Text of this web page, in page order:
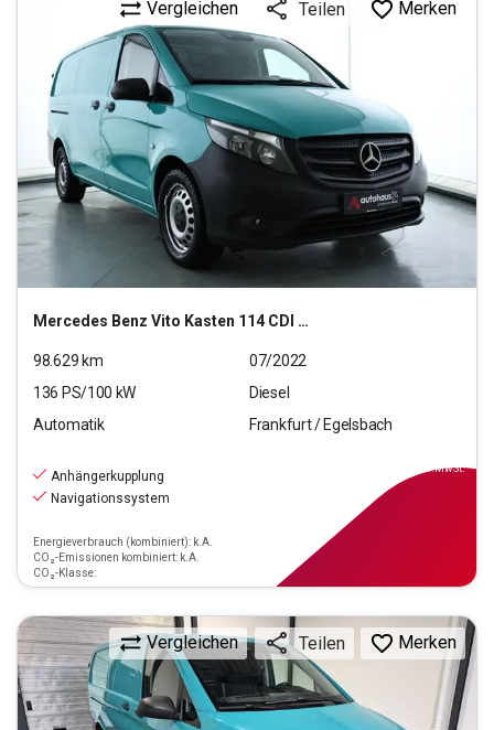
Mercedes Benz Vito Kasten 114 CDI Pro RWD lang (EURO 6d)
Vergleichen Teilen Merken
98.629 km
07/2022
136 PS/100 kW
Diesel
Automatik
Frankfurt / Egelsbach
Anhängerkupplung
Navigationssystem
Energieverbrauch (kombiniert): k.A.
CO₂-Emissionen kombiniert: k.A.
CO₂-Klasse:
inkl.MwSt.
Vergleichen Teilen Merken